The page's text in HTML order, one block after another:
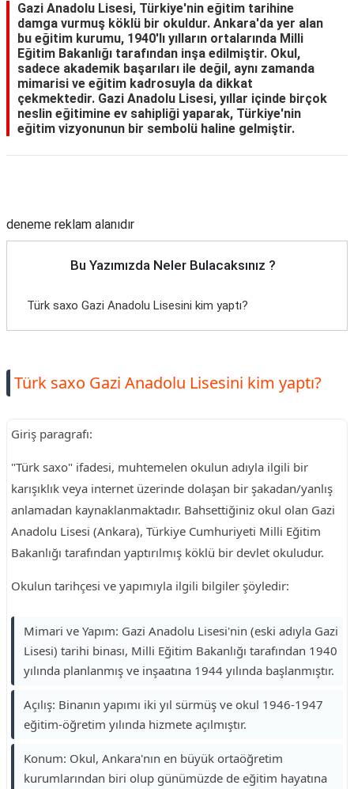
Gazi Anadolu Lisesi, Türkiye'nin eğitim tarihine
damga vurmuş köklü bir okuldur. Ankara'da yer alan
bu eğitim kurumu, 1940'lı yılların ortalarında Milli
Eğitim Bakanlığı tarafından inşa edilmiştir. Okul,
sadece akademik başarıları ile değil, aynı zamanda
mimarisi ve eğitim kadrosuyla da dikkat
çekmektedir. Gazi Anadolu Lisesi, yıllar içinde birçok
neslin eğitimine ev sahipliği yaparak, Türkiye'nin
eğitim vizyonunun bir sembolü haline gelmiştir.
deneme reklam alanıdır
Bu Yazımızda Neler Bulacaksınız ?
Türk saxo Gazi Anadolu Lisesini kim yaptı?
Türk saxo Gazi Anadolu Lisesini kim yaptı?
Giriş paragrafı:
"Türk saxo" ifadesi, muhtemelen okulun adıyla ilgili bir
karışıklık veya internet üzerinde dolaşan bir şakadan/yanlış
anlamadan kaynaklanmaktadır. Bahsettiğiniz okul olan Gazi
Anadolu Lisesi (Ankara), Türkiye Cumhuriyeti Milli Eğitim
Bakanlığı tarafından yaptırılmış köklü bir devlet okuludur.
Okulun tarihçesi ve yapımıyla ilgili bilgiler şöyledir:
Mimari ve Yapım: Gazi Anadolu Lisesi'nin (eski adıyla Gazi
Lisesi) tarihi binası, Milli Eğitim Bakanlığı tarafından 1940
yılında planlanmış ve inşaatına 1944 yılında başlanmıştır.
Açılış: Binanın yapımı iki yıl sürmüş ve okul 1946-1947
eğitim-öğretim yılında hizmete açılmıştır.
Konum: Okul, Ankara'nın en büyük ortaöğretim
kurumlarından biri olup günümüzde de eğitim hayatına